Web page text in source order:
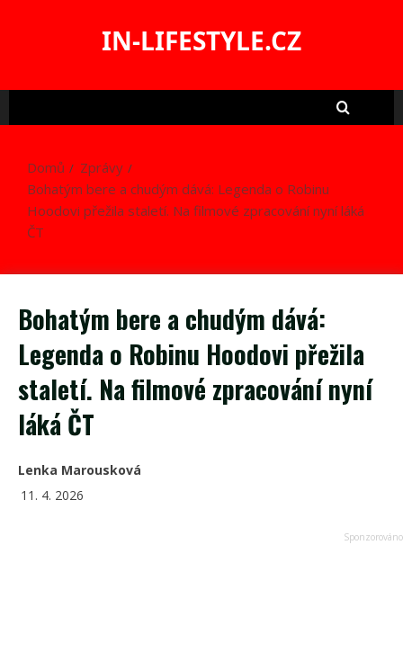
IN-LIFESTYLE.CZ
Domů
Zprávy
Bohatým bere a chudým dává: Legenda o Robinu
Hoodovi přežila staletí. Na filmové zpracování nyní láká
ČT
Bohatým bere a chudým dává:
Legenda o Robinu Hoodovi přežila
staletí. Na filmové zpracování nyní
láká ČT
Lenka Marousková
11. 4. 2026